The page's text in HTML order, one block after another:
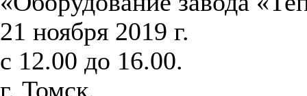
21 ноября 2019 г.
с 12.00 до 16.00.